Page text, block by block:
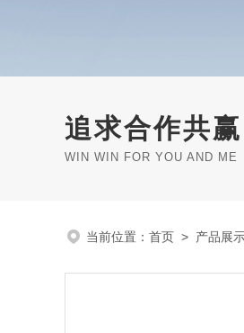
追求合作共赢
WIN WIN FOR YOU AND ME
当前位置： 首页 > 产品展